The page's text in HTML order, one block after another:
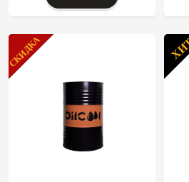
ХИТ
СКИДКА